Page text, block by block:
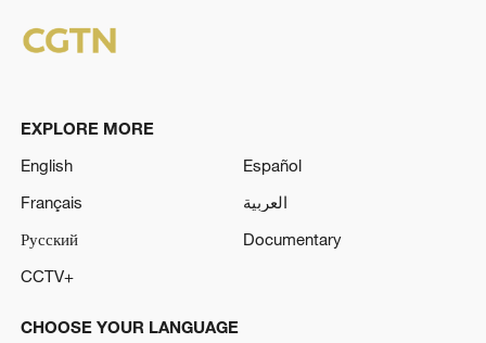
EXPLORE MORE
English
Español
Français
العربية
Русский
Documentary
CCTV+
CHOOSE YOUR LANGUAGE